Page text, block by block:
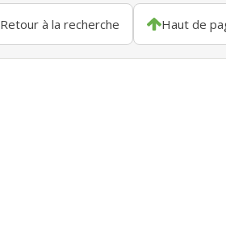
Retour à la recherche Haut de